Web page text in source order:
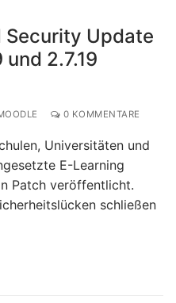
Security Update
und 2.7.19
0 KOMMENTARE
Universitäten und
E-Learning
Patch veröffentlicht.
schließen